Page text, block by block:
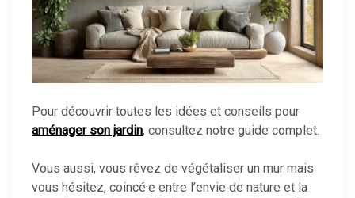
Pour découvrir toutes les idées et conseils pour
aménager son jardin, consultez notre guide complet.
Vous aussi, vous rêvez de végétaliser un mur mais
vous hésitez, coincé·e entre l’envie de nature et la